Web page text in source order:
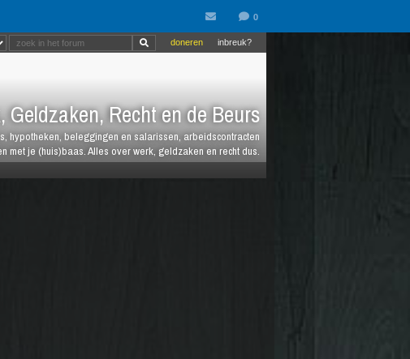
Geldzaken, Recht en de Beurs
hypotheken, beleggingen en salarissen, arbeidscontracten
met je (huis)baas. Alles over werk, geldzaken en recht dus.
inbreuk?
doneren